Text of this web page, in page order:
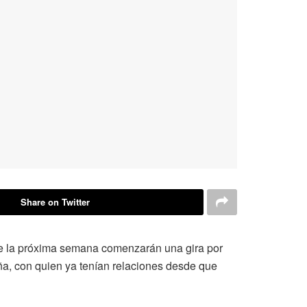
Share on Twitter
próxima semana comenzarán una gira por
con quien ya tenían relaciones desde que